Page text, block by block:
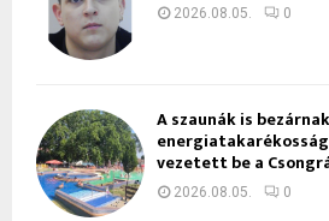
2026.08.05. 0
A szaunák is
vezetett be a
2026.08.05. 0